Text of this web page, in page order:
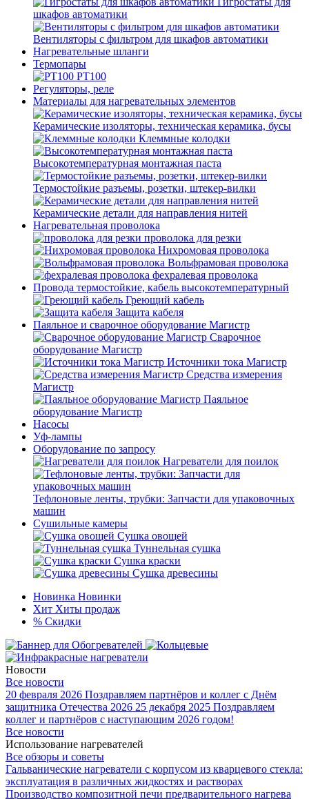
шкафов автоматики
Вентиляторы с фильтром для шкафов автоматики
Нагревательные шланги
Термопары
PT100
Регуляторы, реле
Материалы для нагревательных элементов
Керамические изоляторы, техническая керамика, бусы
Клеммные колодки
Высокотемпературная монтажная паста
Термостойкие разъемы, розетки, штекер-вилки
Керамические детали для направления нитей
Нагревательная проволока
проволока для резки
Нихромовая проволока
Вольфрамовая проволока
фехралевая проволока
Провода термостойкие, кабель высокотемпературный
Греющий кабель
Защита кабеля
Паяльное и сварочное оборудование Магистр
Сварочное
оборудование Магистр
Источники тока Магистр
Средства измерения
Магистр
Паяльное
оборудование Магистр
Насосы
Уф-лампы
Оборудование по запросу
Нагреватели для поилок
Тефлоновые ленты, трубки: Запчасти для упаковочных
машин
Сушильные камеры
Сушка овощей
Туннельная сушка
Сушка краски
Сушка древесины
Новинка Новинки
Хит Хиты продаж
% Скидки
Новости
Все новости
20 февраля 2026 Поздравляем партнёров и коллег с Днём
защитника Отечества 2026 25 декабря 2025 Поздравляем
коллег и партнёров с наступающим 2026 годом!
Все новости
Использование нагревателей
Все обзоры и советы
Гальванические нагреватели с корпусом из кварцевого стекла:
эксплуатация в различных жидкостях и растворах
Производство композитной печи предварительного нагрева